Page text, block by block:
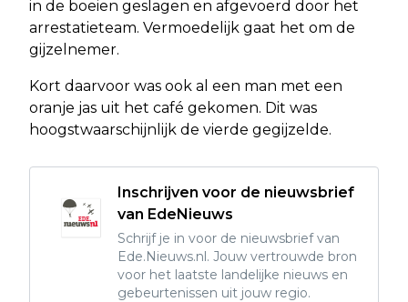
in de boeien geslagen en afgevoerd door het
arrestatieteam. Vermoedelijk gaat het om de
gijzelnemer.
Kort daarvoor was ook al een man met een
oranje jas uit het café gekomen. Dit was
hoogstwaarschijnlijk de vierde gegijzelde.
Inschrijven voor de nieuwsbrief
van EdeNieuws
Schrijf je in voor de nieuwsbrief van
Ede.Nieuws.nl. Jouw vertrouwde bron
voor het laatste landelijke nieuws en
gebeurtenissen uit jouw regio.